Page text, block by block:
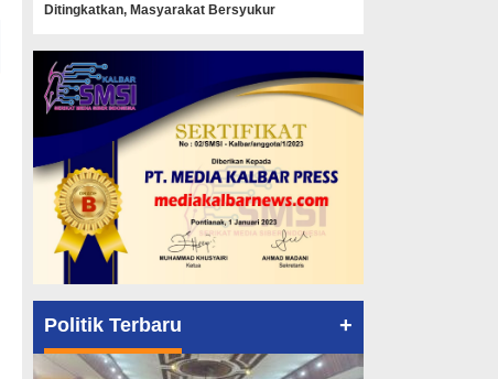
Ditingkatkan, Masyarakat Bersyukur
Politik Terbaru +